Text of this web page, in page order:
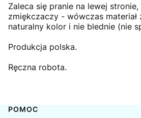
Zaleca się pranie na lewej
zmiękczaczy - wówczas materiał
naturalny kolor i nie blednie (nie
Produkcja polska.
Ręczna robota.
Linki w stopce
POMOC